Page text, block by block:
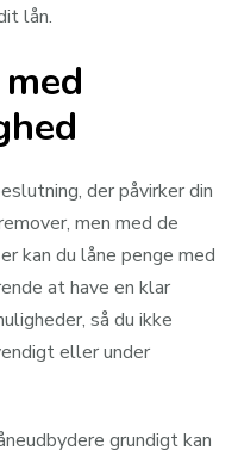
lån.
der påvirker din
men med de
kan du låne penge med
at have en klar
så du ikke
eller under
grundigt kan